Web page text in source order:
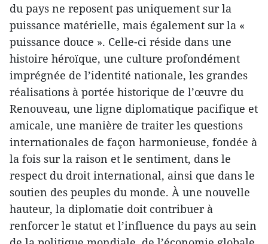
du pays ne reposent pas uniquement sur la
puissance matérielle, mais également sur la «
puissance douce ». Celle-ci réside dans une
histoire héroïque, une culture profondément
imprégnée de l’identité nationale, les grandes
réalisations à portée historique de l’œuvre du
Renouveau, une ligne diplomatique pacifique et
amicale, une manière de traiter les questions
internationales de façon harmonieuse, fondée à
la fois sur la raison et le sentiment, dans le
respect du droit international, ainsi que dans le
soutien des peuples du monde. À une nouvelle
hauteur, la diplomatie doit contribuer à
renforcer le statut et l’influence du pays au sein